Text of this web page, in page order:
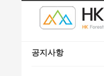
공지사항
스케치북5
스케치북5